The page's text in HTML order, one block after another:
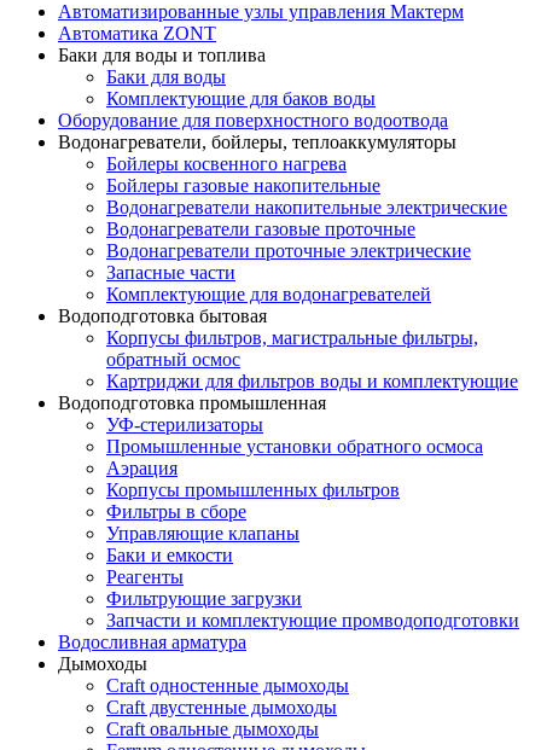
Автоматизированные узлы управления Мактерм
Автоматика ZONT
Баки для воды и топлива
Баки для воды
Комплектующие для баков воды
Оборудование для поверхностного водоотвода
Водонагреватели, бойлеры, теплоаккумуляторы
Бойлеры косвенного нагрева
Бойлеры газовые накопительные
Водонагреватели накопительные электрические
Водонагреватели газовые проточные
Водонагреватели проточные электрические
Запасные части
Комплектующие для водонагревателей
Водоподготовка бытовая
Корпусы фильтров, магистральные фильтры,
обратный осмос
Картриджи для фильтров воды и комплектующие
Водоподготовка промышленная
УФ-стерилизаторы
Промышленные установки обратного осмоса
Аэрация
Корпусы промышленных фильтров
Фильтры в сборе
Управляющие клапаны
Баки и емкости
Реагенты
Фильтрующие загрузки
Запчасти и комплектующие промводоподготовки
Водосливная арматура
Дымоходы
Craft одностенные дымоходы
Craft двустенные дымоходы
Craft овальные дымоходы